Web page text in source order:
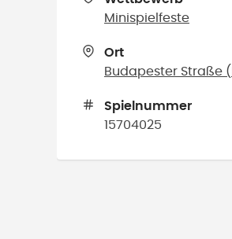
Minispielfeste
Ort
Budapester Straße (
Spielnummer
15704025